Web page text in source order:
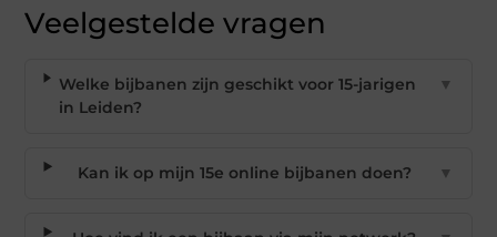
Veelgestelde vragen
Welke bijbanen zijn geschikt voor 15-jarigen
in Leiden?
▼
Kan ik op mijn 15e online bijbanen doen? ▼